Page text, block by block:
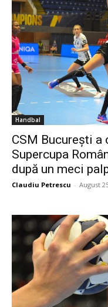
Handbal
CSM București
Supercupa
după un meci
Claudiu Petrescu - August